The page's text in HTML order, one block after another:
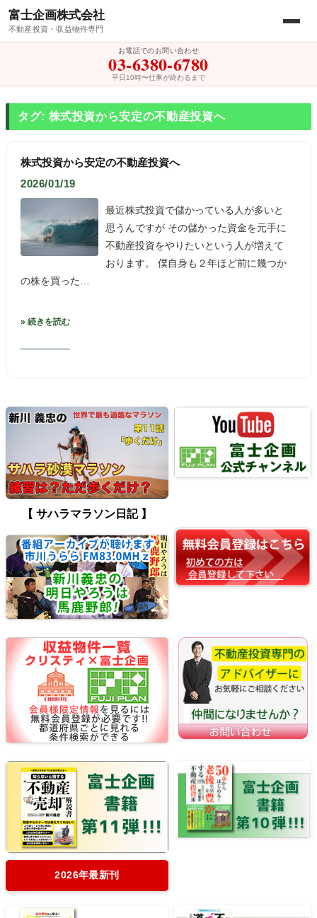
富士企画株式会社
不動産投資・収益物件専門
お電話でのお問い合わせ
03-6380-6780
平日10時〜仕事が終わるまで
タグ: 株式投資から安定の不動産投資へ
株式投資から安定の不動産投資へ
2026/01/19
最近株式投資で儲かっている人が多いと
思うんですが その儲かった資金を元手に
不動産投資をやりたいという人が増えて
おります。 僕自身も２年ほど前に幾つか
の株を買った…
» 続きを読む
【 サハラマラソン日記 】
2026年最新刊